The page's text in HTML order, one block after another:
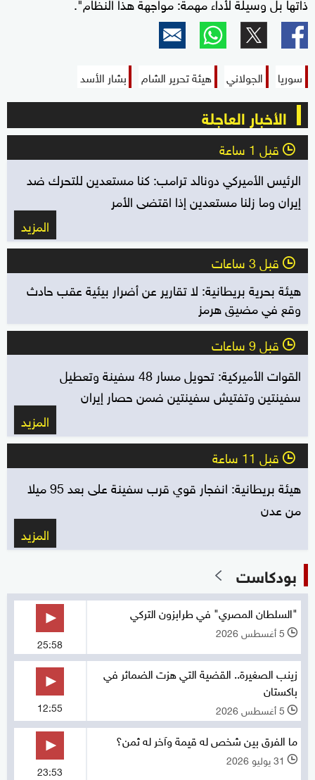
سوريا الجولاني هيئة تحرير الشام بشار الأسد
الأخبار العاجلة
l قبل 1 ساعة
الرئيس الأميركي دونالد ترامب: كنا مستعدين للتحرك ضد
إيران وما زلنا مستعدين إذا اقتضى الأمر
المزيد
l قبل 3 ساعات
هيئة بحرية بريطانية: لا تقارير عن أضرار بيئية عقب حادث
وقع في مضيق هرمز
l قبل 9 ساعات
القوات الأميركية: تحويل مسار 48 سفينة وتعطيل
سفينتين وتفتيش سفينتين ضمن حصار إيران
المزيد
l قبل 11 ساعة
هيئة بريطانية: انفجار قوي قرب سفينة على بعد 95 ميلا
من عدن
المزيد
بودكاست
"السلطان المصري" في طرابزون التركي
l 5 أغسطس 2026
25:58
زينب الصغيرة.. القضية التي هزت الضمائر في
باكستان
l 5 أغسطس 2026 12:55
ما الفرق بين شخص له قيمة وآخر له ثمن؟
l 31 يوليو 2026
23:53